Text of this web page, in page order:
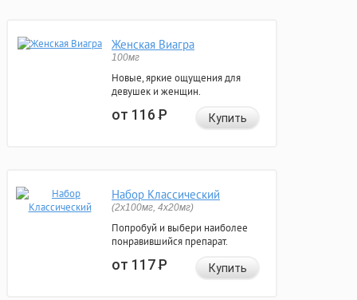
Женская Виагра
100мг
Новые, яркие ощущения для
девушек и женщин.
от 116Р Купить
Набор Классический
(2x100мг, 4x20мг)
Попробуй и выбери наиболее
понравившийся препарат.
от 117Р Купить